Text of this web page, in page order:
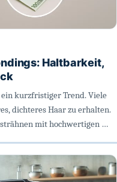
Haltbarkeit,
kurzfristiger Trend. Viele
dichteres Haar zu erhalten.
mit hochwertigen …